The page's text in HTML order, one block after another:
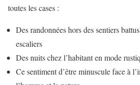
toutes les cases :
Des randonnées hors des sentiers
escaliers
Des nuits chez l’habitant en mode
Ce sentiment d’être minuscule face à